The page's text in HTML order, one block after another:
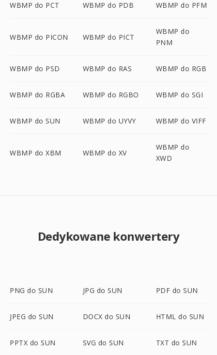
WBMP do PCT WBMP do PDB WBMP do PFM
WBMP do PICON WBMP do PICT
WBMP do
PNM
WBMP do PSD WBMP do RAS WBMP do RGB
WBMP do RGBA WBMP do RGBO WBMP do SGI
WBMP do SUN WBMP do UYVY WBMP do VIFF
WBMP do XBM WBMP do XV
WBMP do
XWD
Dedykowane konwertery
PNG do SUN JPG do SUN PDF do SUN
JPEG do SUN DOCX do SUN HTML do SUN
PPTX do SUN SVG do SUN TXT do SUN